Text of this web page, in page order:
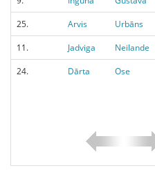
25.
Arvis Urbāns
11.
Jadviga Neilande
24.
Dārta Ose